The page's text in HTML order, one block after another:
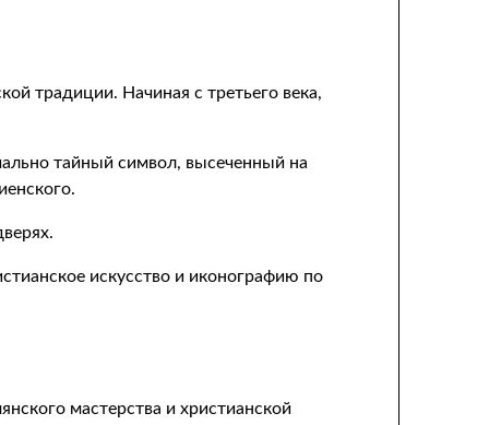
традиции. Начиная с третьего века,
тайный символ, высеченный на
искусство и иконографию по
мастерства и христианской